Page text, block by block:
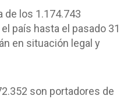
de los 1.174.743
país hasta el pasado 31
en situación legal y
son portadores de